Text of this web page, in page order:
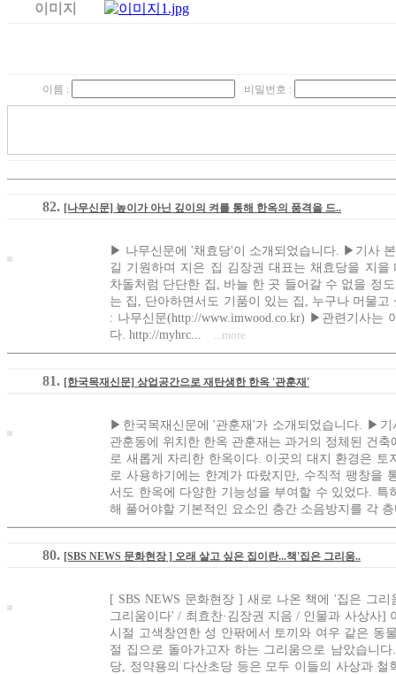
이미지 1.jpg
이름 : 비밀번호 :
82. [나무신문] 높이가 아닌 깊이의 켜를 통해 한옥의 품격을 드..
▶ 나무신문에 '채효당'이 소개되었습니다. ▶기사
길 기원하며 지은 집 김장권 대표는 채효당을 지
차돌처럼 단단한 집, 바늘 한 곳 들어갈 수 없을 정
는 집, 단아하면서도 기품이 있는 집, 누구나 머물
: 나무신문(http://www.imwood.co.kr) ▶관련기사는
다. http://myhrc...
...more
81. [한국목재신문] 상업공간으로 재탄생한 한옥 '관훈재'
▶한국목재신문에 '관훈재'가 소개되었습니다. ▶
관훈동에 위치한 한옥 관훈재는 과거의 정체된 건
로 새롭게 자리한 한옥이다. 이곳의 대지 환경은 토
로 사용하기에는 한계가 따랐지만, 수직적 팽창을
서도 한옥에 다양한 기능성을 부여할 수 있었다. 특
해 풀어야할 기본적인 요소인 층간 소음방지를 각
80. [SBS NEWS 문화현장 ] 오래 살고 싶은 집이란...책'집은 그리움..
[ SBS NEWS 문화현장 ] 새로 나온 책에 '집은 그
그리움이다' / 최효찬·김장권 지음 / 인물과 사상사]
시절 고색창연한 성 안팎에서 토끼와 여우 같은 동
절 집으로 돌아가고자 하는 그리움으로 남았습니
당, 정약용의 다산초당 등은 모두 이들의 사상과 철